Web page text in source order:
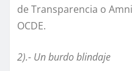
de Transparencia o
OCDE.
2).- Un burdo blindaje